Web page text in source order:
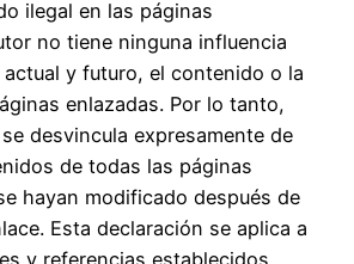
ilegal en las páginas
no tiene ninguna influencia
y futuro, el contenido o la
enlazadas. Por lo tanto,
desvincula expresamente de
de todas las páginas
hayan modificado después de
Esta declaración se aplica a
y referencias establecidos